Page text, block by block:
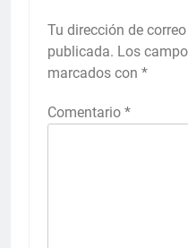
Tu dirección de
publicada. Los
marcados con *
Comentario *